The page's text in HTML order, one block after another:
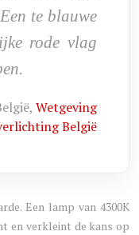
te blauwe
rode vlag
Wetgeving
België
Een lamp van 4300K
en verkleint de kans op